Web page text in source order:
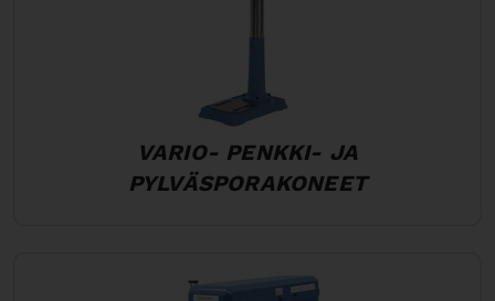
VARIO- PENKKI- JA
PYLVÄSPORAKONEET